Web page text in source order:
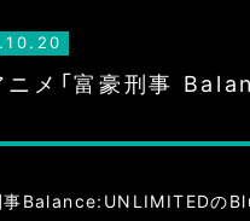
メ「富豪刑事
事Balance:UNLIMITEDの